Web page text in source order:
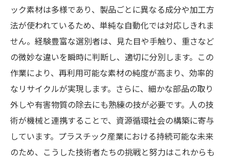
ック素材は多様であり、製品ごとに異なる成分や加工方
法が使われているため、単純な自動化では対応しきれま
せん。経験豊富な選別者は、見た目や手触り、重さなど
の微妙な違いを瞬時に判断し、適切に分別します。この
作業により、再利用可能な素材の純度が高まり、効率的
なリサイクルが実現します。さらに、細かな部品の取り
外しや有害物質の除去にも熟練の技が必要です。人の技
術が機械と連携することで、資源循環社会の構築に寄与
しています。プラスチック産業における持続可能な未来
のため、こうした技術者たちの挑戦と努力はこれからも